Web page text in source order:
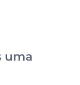
uma